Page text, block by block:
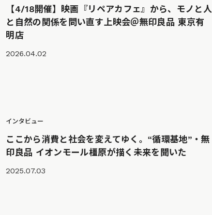
【4/18開催】映画『リペアカフェ』から、モノと人
と自然の関係を問い直す上映会＠無印良品 東京有
明店
2026.04.02
インタビュー
ここから消費と社会を変えてゆく。“循環基地”・無
印良品 イオンモール橿原が描く未来を聞いた
2025.07.03